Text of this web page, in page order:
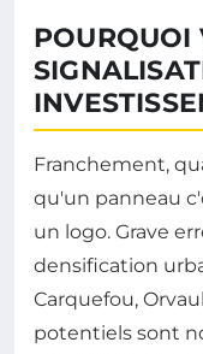
POURQUOI
Franchement,
qu'un panneau
un logo. Grave
densification
Carquefou,
potentiels sont